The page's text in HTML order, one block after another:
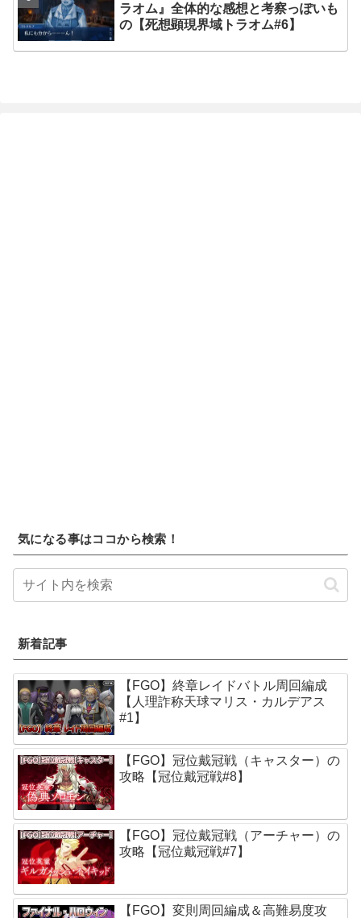
ラオム』全体的な感想と考察っぽいも
の【死想顕現界域トラオム#6】
気になる事はココから検索！
新着記事
【FGO】終章レイドバトル周回編成
【人理詐称天球マリス・カルデアス
#1】
【FGO】冠位戴冠戦（キャスター）の
攻略【冠位戴冠戦#8】
【FGO】冠位戴冠戦（アーチャー）の
攻略【冠位戴冠戦#7】
【FGO】変則周回編成＆高難易度攻